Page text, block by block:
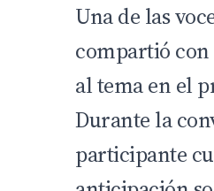
Una de las
compartió con
al tema en el
Durante la
participante